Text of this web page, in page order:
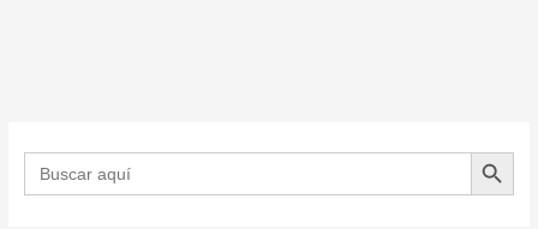
Buscar: BOTÓN DE